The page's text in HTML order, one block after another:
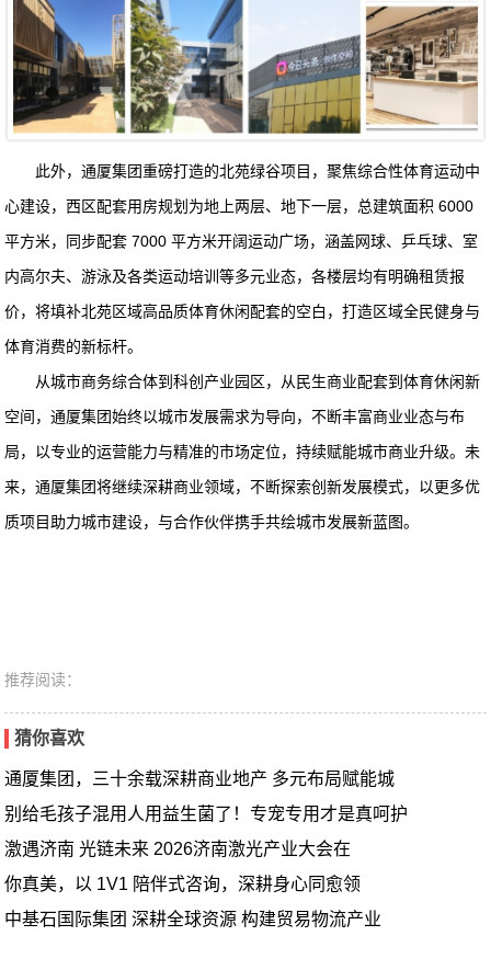
此外，通厦集团重磅打造的北苑绿谷项目，聚焦综合性体育运动中
心建设，西区配套用房规划为地上两层、地下一层，总建筑面积 6000
平方米，同步配套 7000 平方米开阔运动广场，涵盖网球、乒乓球、室
内高尔夫、游泳及各类运动培训等多元业态，各楼层均有明确租赁报
价，将填补北苑区域高品质体育休闲配套的空白，打造区域全民健身与
体育消费的新标杆。
从城市商务综合体到科创产业园区，从民生商业配套到体育休闲新
空间，通厦集团始终以城市发展需求为导向，不断丰富商业业态与布
局，以专业的运营能力与精准的市场定位，持续赋能城市商业升级。未
来，通厦集团将继续深耕商业领域，不断探索创新发展模式，以更多优
质项目助力城市建设，与合作伙伴携手共绘城市发展新蓝图。
推荐阅读：
猜你喜欢
通厦集团，三十余载深耕商业地产 多元布局赋能城
别给毛孩子混用人用益生菌了！专宠专用才是真呵护
激遇济南 光链未来 2026济南激光产业大会在
你真美，以 1V1 陪伴式咨询，深耕身心同愈领
中基石国际集团 深耕全球资源 构建贸易物流产业